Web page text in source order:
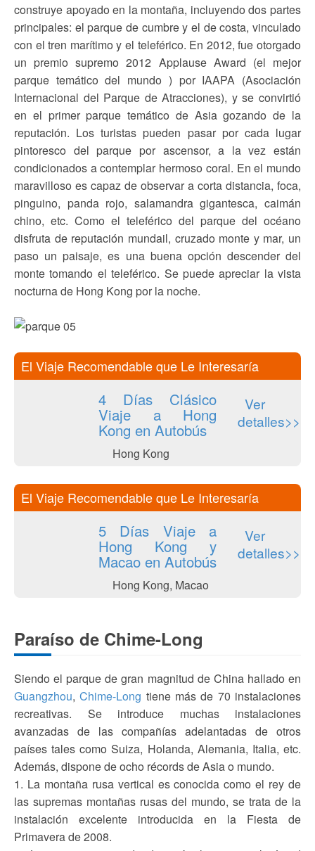
construye apoyado en la montaña, incluyendo dos partes
principales: el parque de cumbre y el de costa, vinculado
con el tren marítimo y el teleférico. En 2012, fue otorgado
un premio supremo 2012 Applause Award (el mejor
parque temático del mundo ) por IAAPA (Asociación
Internacional del Parque de Atracciones), y se convirtió
en el primer parque temático de Asia gozando de la
reputación. Los turistas pueden pasar por cada lugar
pintoresco del parque por ascensor, a la vez están
condicionados a contemplar hermoso coral. En el mundo
maravilloso es capaz de observar a corta distancia, foca,
pinguino, panda rojo, salamandra gigantesca, caimán
chino, etc. Como el teleférico del parque del océano
disfruta de reputación mundail, cruzado monte y mar, un
paso un paisaje, es una buena opción descender del
monte tomando el teleférico. Se puede apreciar la vista
nocturna de Hong Kong por la noche.
El Viaje Recomendable que Le Interesaría
4 Días Clásico
Viaje a Hong
Kong en Autobús
Hong Kong
Ver
detalles>>
El Viaje Recomendable que Le Interesaría
5 Días Viaje a
Hong Kong y
Macao en Autobús
Hong Kong, Macao
Ver
detalles>>
Paraíso de Chime-Long
Siendo el parque de gran magnitud de China hallado en
Guangzhou,Chime-Long tiene más de 70 instalaciones
recreativas. Se introduce muchas instalaciones
avanzadas de las compañías adelantadas de otros
países tales como Suiza, Holanda, Alemania, Italia, etc.
Además, dispone de ocho récords de Asia o mundo.
1. La montaña rusa vertical es conocida como el rey de
las supremas montañas rusas del mundo, se trata de la
instalación excelente introducida en la Fiesta de
Primavera de 2008.